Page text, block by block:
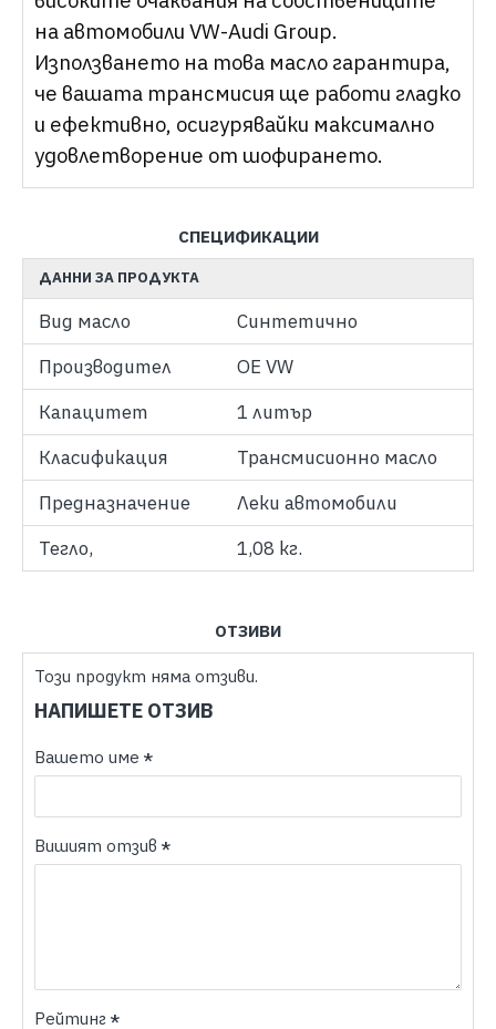
на автомобили VW-Audi Group.
Използването на това масло гарантира,
че вашата трансмисия ще работи гладко
и ефективно, осигурявайки максимално
удовлетворение от шофирането.
СПЕЦИФИКАЦИИ
ДАННИ ЗА ПРОДУКТА
Вид масло
Синтетично
Производител
OE VW
Капацитет
1 литър
Класификация
Трансмисионно масло
Предназначение
Леки автомобили
Тегло,
1,08 кг.
ОТЗИВИ
Този продукт няма отзиви.
НАПИШЕТЕ ОТЗИВ
Вашето име
Вишият отзив
Рейтинг